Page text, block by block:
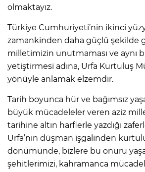
olmaktayız.
Türkiye Cumhuriyeti’nin ikinci
zamankinden daha güçlü şekilde
milletimizin unutmaması ve aynı
yetiştirmesi adına, Urfa Kurtuluş
yönüyle anlamak elzemdir.
Tarih boyunca hür ve bağımsız
büyük mücadeleler veren aziz
tarihine altın harflerle yazdığı
Urfa’nın düşman işgalinden
dönümünde, bizlere bu onuru
şehitlerimizi, kahramanca